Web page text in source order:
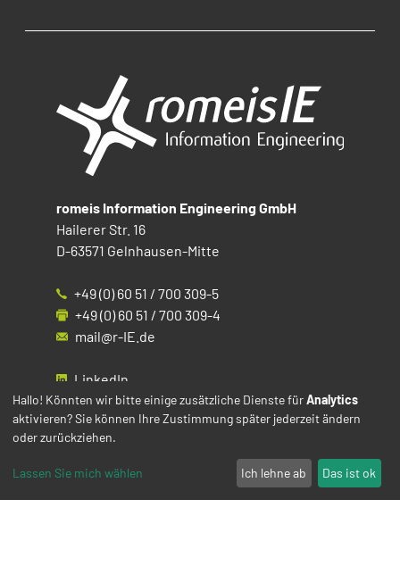
romeis Information Engineering GmbH
Hailerer Str. 16
D-63571 Gelnhausen-Mitte
+49 (0) 60 51 / 700 309-5
+49 (0) 60 51 / 700 309-4
mail@r-IE.de
LinkedIn
Instagram
Facebook
YouTube
Hallo! Könnten wir bitte einige zusätzliche Dienste fürAnalytics
aktivieren? Sie können Ihre Zustimmung später jederzeit ändern
oder zurückziehen.
Lassen Sie mich wählen Ich lehne ab Das ist ok